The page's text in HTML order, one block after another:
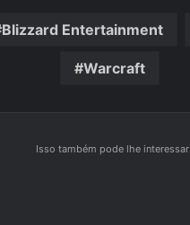
Blizzard Entertainment
Warcraft
Isso também pode lhe interessar